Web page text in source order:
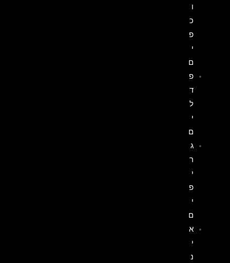
ו
כ
פ
י
ם
פ
ד
ל
י
ם
ג
ר
י
פ
י
ם
א
י
נ